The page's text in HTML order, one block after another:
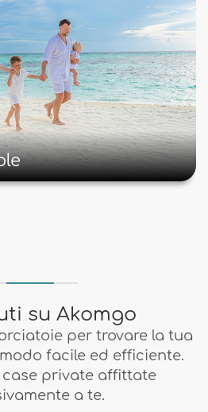
su Akomgo
per trovare la tua
facile ed efficiente.
case private affittate
a te.